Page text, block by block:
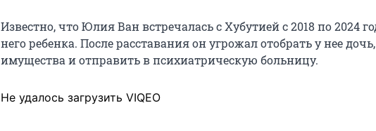
Известно, что Юлия Ван встречалась с Хубутией с 2018 по 2024
него ребенка. После расставания он угрожал отобрать у нее
имущества и отправить в психиатрическую больницу.
Не удалось загрузить VIQEO